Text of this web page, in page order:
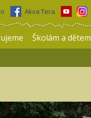
Akva Tera
Školám a dětem